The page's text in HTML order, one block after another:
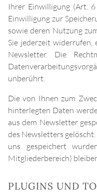
Ihrer Einwilligung (Art.
Einwilligung zur
sowie deren Nutzung
Sie jederzeit widerrufen,
Newsletter. Die
unberührt.
Die von Ihnen zum
hinterlegten Daten
aus dem Newsletter
des Newsletters
uns gespeichert
Mitgliederbereich)
PLUGINS UND